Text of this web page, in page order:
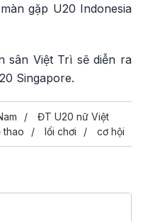
gặp U20 Indonesia
sân Việt Trì sẽ diễn ra
Singapore.
ĐT U20 nữ Việt
thao lối chơi cơ hội